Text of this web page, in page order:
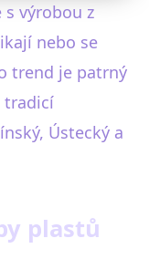
výrobou z
nebo se
trend je patrný
tradicí
Ústecký a
plastů